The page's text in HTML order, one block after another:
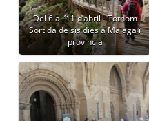
Del 6 a l’11 d’abril - Tothom
Sortida de sis dies a Màlaga i
província